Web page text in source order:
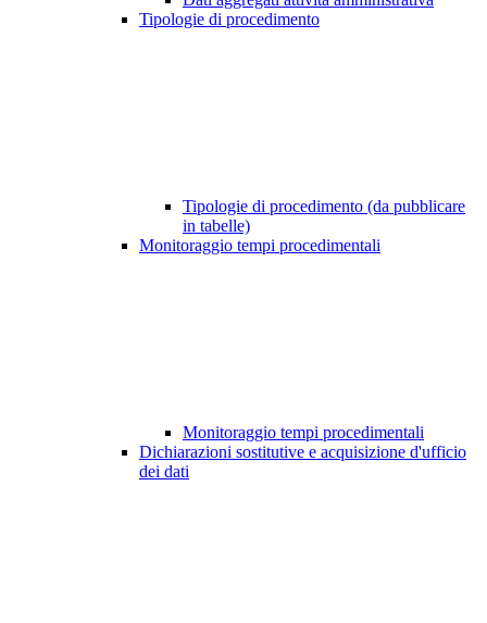
Tipologie di procedimento
Tipologie di procedimento (da pubblicare
in tabelle)
Monitoraggio tempi procedimentali
Monitoraggio tempi procedimentali
Dichiarazioni sostitutive e acquisizione d'ufficio
dei dati